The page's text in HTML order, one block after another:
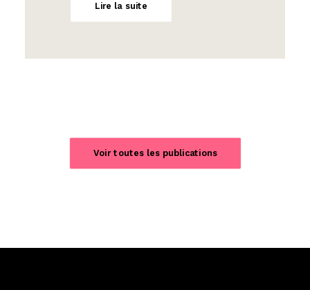
Lire la suite
Voir toutes les publications